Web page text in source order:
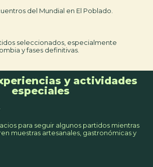
del Mundial en El Poblado.
seleccionados, especialmente
y fases definitivas.
y actividades
especiales
para seguir algunos partidos mientras
muestras artesanales, gastronómicas y